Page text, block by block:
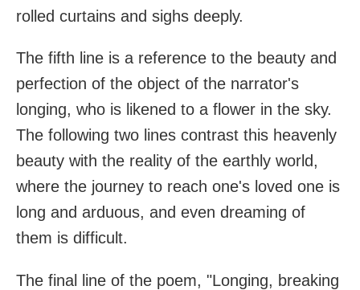
rolled curtains and sighs deeply.
The fifth line is a reference to the beauty and
perfection of the object of the narrator's
longing, who is likened to a flower in the sky.
The following two lines contrast this heavenly
beauty with the reality of the earthly world,
where the journey to reach one's loved one is
long and arduous, and even dreaming of
them is difficult.
The final line of the poem, "Longing, breaking